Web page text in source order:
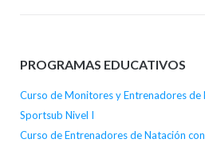
PROGRAMAS EDUCATIVOS
Curso de Monitores y Entrenadores de
Sportsub Nivel I
Curso de Entrenadores de Natación